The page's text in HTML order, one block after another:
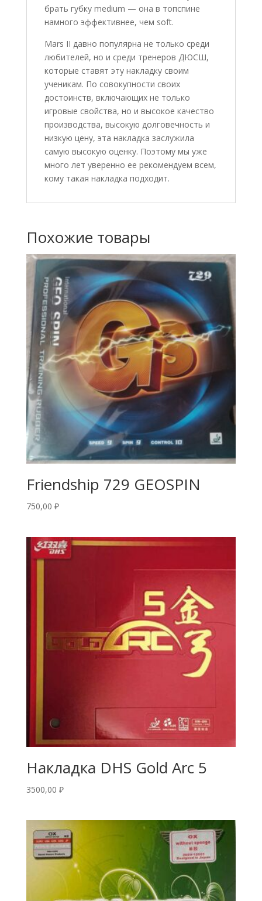
брать губку medium — она в топспине
намного эффективнее, чем soft.
Mars II давно популярна не только среди
любителей, но и среди тренеров ДЮСШ,
которые ставят эту накладку своим
ученикам. По совокупности своих
достоинств, включающих не только
игровые свойства, но и высокое качество
производства, высокую долговечность и
низкую цену, эта накладка заслужила
самую высокую оценку. Поэтому мы уже
много лет уверенно ее рекомендуем всем,
кому такая накладка подходит.
Похожие товары
Friendship 729 GEOSPIN
750,00 ₽
Накладка DHS Gold Arc 5
3500,00 ₽